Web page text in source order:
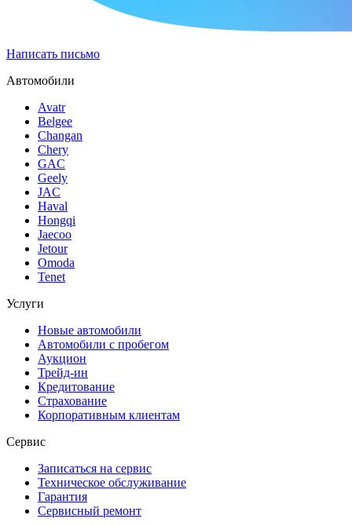
Написать письмо
Автомобили
Avatr
Belgee
Changan
Chery
GAC
Geely
JAC
Haval
Hongqi
Jaecoo
Jetour
Omoda
Tenet
Услуги
Новые автомобили
Автомобили с пробегом
Аукцион
Трейд-ин
Кредитование
Страхование
Корпоративным клиентам
Сервис
Записаться на сервис
Техническое обслуживание
Гарантия
Сервисный ремонт